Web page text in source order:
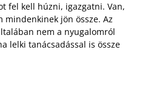
fel kell húzni, igazgatni. Van,
mindenkinek jön össze. Az
nem a nyugalomról
lelki tanácsadással is össze